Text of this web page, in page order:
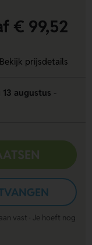
€ 99,52
Bekijk prijsdetails
augustus
vast · Je hoeft nog